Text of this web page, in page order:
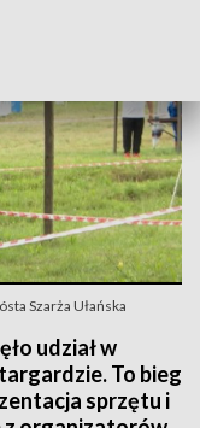
Szarża Ułańska
udział w
To bieg
sprzętu i